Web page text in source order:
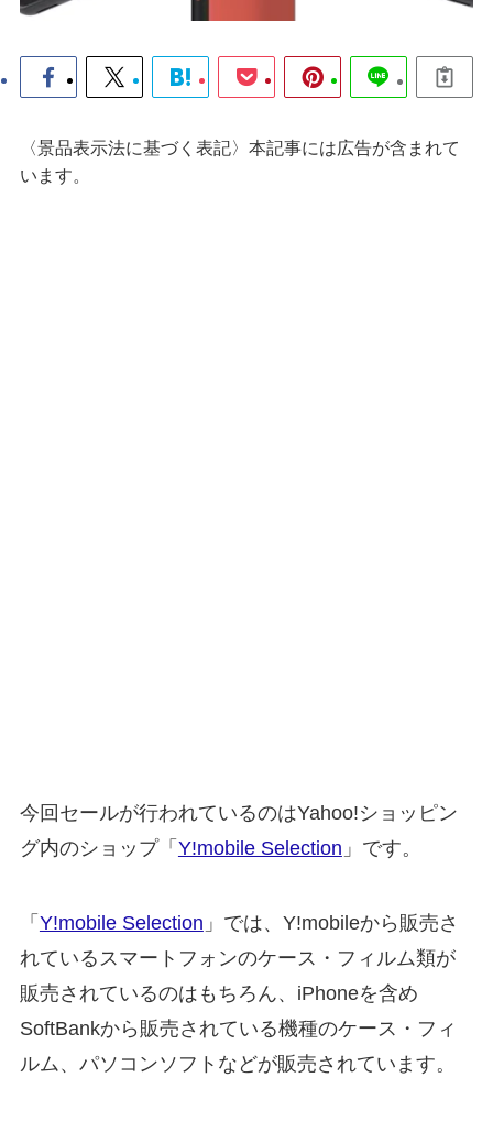
〈景品表示法に基づく表記〉本記事には広告が含まれて
います。
今回セールが行われているのはYahoo!ショッピン
グ内のショップ「 Y!mobile Selection 」です。
「 Y!mobile Selection 」では、Y!mobileから販売さ
れているスマートフォンのケース・フィルム類が
販売されているのはもちろん、iPhoneを含め
SoftBankから販売されている機種のケース・フィ
ルム、パソコンソフトなどが販売されています。